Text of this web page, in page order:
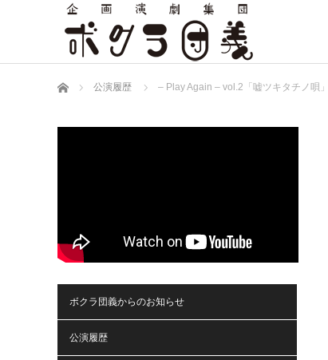
ホーム 公演履歴 – Play Again – vol.2「嘘ツキタチノ唄」
ボクラ団義からのお知らせ
公演履歴